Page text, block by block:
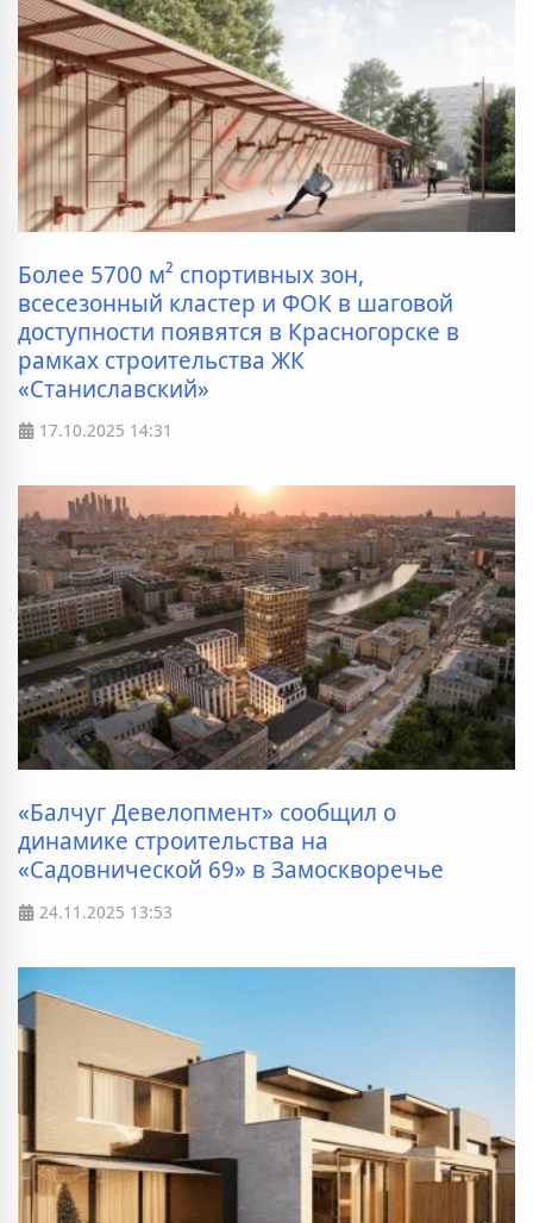
Более 5700 м² спортивных зон,
всесезонный кластер и ФОК в шаговой
доступности появятся в Красногорске в
рамках строительства ЖК
«Станиславский»
17.10.2025 14:31
«Балчуг Девелопмент» сообщил о
динамике строительства на
«Садовнической 69» в Замоскворечье
24.11.2025 13:53